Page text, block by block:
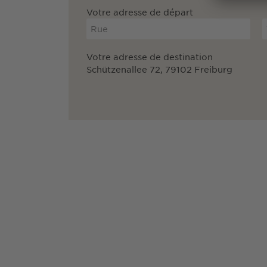
Votre adresse de départ
Votre adresse de destination
Schützenallee 72, 79102 Freiburg